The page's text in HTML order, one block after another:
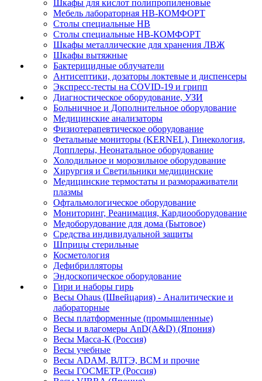
Шкафы для кислот полипропиленовые
Мебель лабораторная НВ-КОМФОРТ
Столы специальные НВ
Столы специальные НВ-КОМФОРТ
Шкафы металлические для хранения ЛВЖ
Шкафы вытяжные
Бактерицидные облучатели
Антисептики, дозаторы локтевые и диспенсеры
Экспресс-тесты на COVID-19 и грипп
Диагностическое оборудование, УЗИ
Больничное и Дополнительное оборудование
Медицинские анализаторы
Физиотерапевтическое оборудование
Фетальные мониторы (KERNEL), Гинекология,
Допплеры, Неонатальное оборудование
Холодильное и морозильное оборудование
Хирургия и Светильники медицинские
Медицинские термостаты и размораживатели
плазмы
Офтальмологическое оборудование
Мониторинг, Реанимация, Кардиооборудование
Медоборудование для дома (Бытовое)
Средства индивидуальной защиты
Шприцы стерильные
Косметология
Дефибрилляторы
Эндоскопическое оборудование
Гири и наборы гирь
Весы Ohaus (Швейцария) - Аналитические и
лабораторные
Весы платформенные (промышленные)
Весы и влагомеры AnD(A&D) (Япония)
Весы Масса-К (Россия)
Весы учебные
Весы ADAM, ВЛТЭ, BCM и прочие
Весы ГОСМЕТР (Россия)